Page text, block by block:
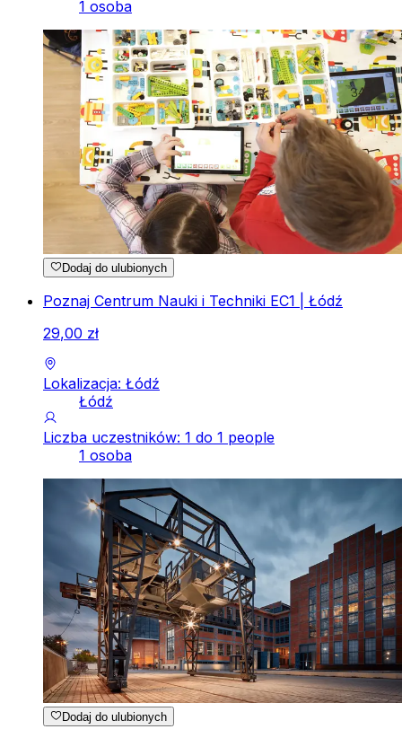
1 osoba
Dodaj do ulubionych
Poznaj Centrum Nauki i Techniki EC1 | Łódź
29,00 zł
Lokalizacja: Łódź
Łódź
Liczba uczestników: 1 do 1 people
1 osoba
Dodaj do ulubionych